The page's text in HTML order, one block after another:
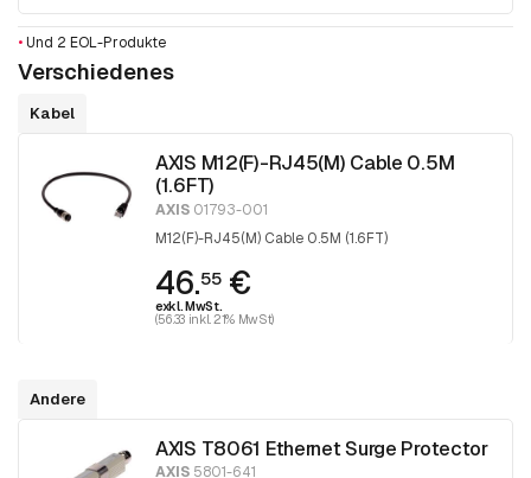
• Und 2 EOL-Produkte
Verschiedenes
Kabel
AXIS M12(F)-RJ45(M) Cable 0.5M
(1.6FT)
AXIS 01793-001
M12(F)-RJ45(M) Cable 0.5M (1.6FT)
46.55 €
exkl. MwSt.
(56.33 inkl. 21% MwSt)
Andere
AXIS T8061 Ethernet Surge Protector
AXIS 5801-641